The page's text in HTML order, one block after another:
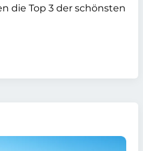
die Top 3 der schönsten